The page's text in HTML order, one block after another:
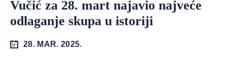
Vučić za 28. mart najavio najveće
odlaganje skupa u istoriji
28. MAR. 2025.